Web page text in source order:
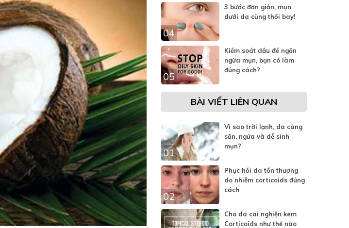
04
3 bước đơn giản, mụn
dưới da cũng thổi bay!
05
Kiểm soát dầu để ngăn
ngừa mụn, bạn có làm
đúng cách?
BÀI VIẾT LIÊN QUAN
01
Vì sao trời lạnh, da càng
sần, ngứa và dễ sinh
mụn?
02
Phục hồi da tổn thương
do nhiễm corticoids đúng
cách
Cho da cai nghiện kem
Corticoids như thế nào